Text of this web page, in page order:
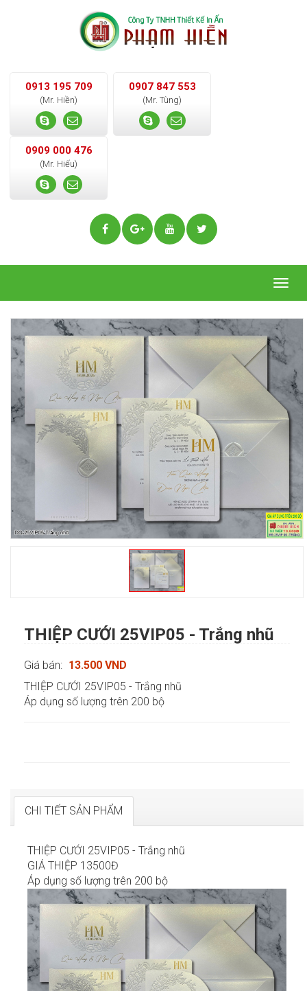
0913 195 709
(Mr. Hiền)
0907 847 553
(Mr. Tùng)
0909 000 476
(Mr. Hiếu)
THIỆP CƯỚI 25VIP05 - Trắng nhũ
Giá bán: 13.500 VND
THIỆP CƯỚI 25VIP05 - Trắng nhũ
Áp dụng số lượng trên 200 bộ
CHI TIẾT SẢN PHẨM
THIỆP CƯỚI 25VIP05 - Trắng nhũ
GIÁ THIỆP 13500Đ
Áp dụng số lượng trên 200 bộ